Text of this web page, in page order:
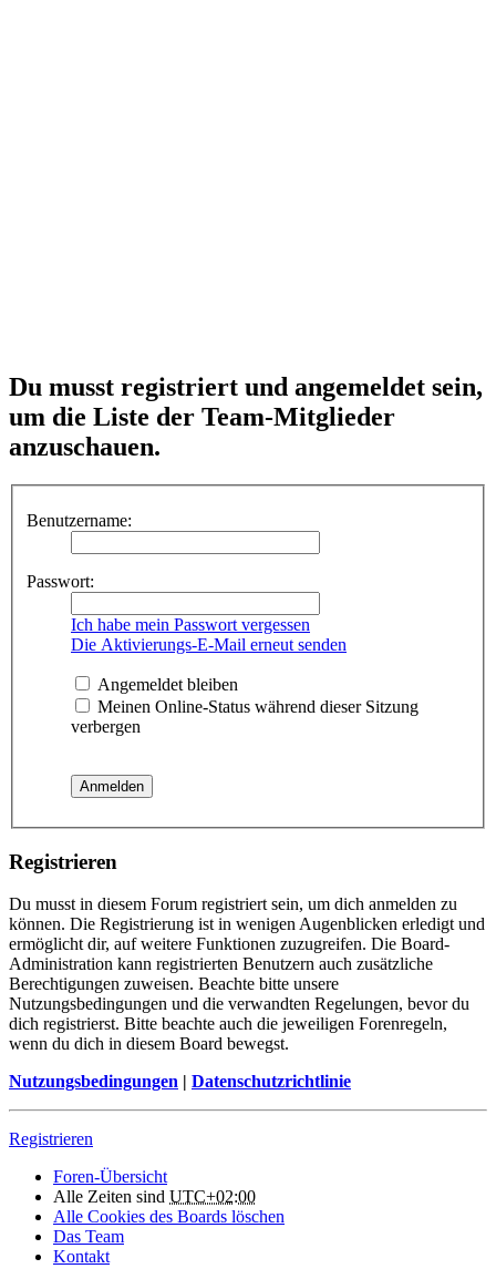
Du musst registriert und angemeldet sein,
um die Liste der Team-Mitglieder
anzuschauen.
Benutzername:
Passwort:
Ich habe mein Passwort vergessen
Die Aktivierungs-E-Mail erneut senden
Angemeldet bleiben
Meinen Online-Status während dieser Sitzung
verbergen
Registrieren
Du musst in diesem Forum registriert sein, um dich anmelden zu
können. Die Registrierung ist in wenigen Augenblicken erledigt und
ermöglicht dir, auf weitere Funktionen zuzugreifen. Die Board-
Administration kann registrierten Benutzern auch zusätzliche
Berechtigungen zuweisen. Beachte bitte unsere
Nutzungsbedingungen und die verwandten Regelungen, bevor du
dich registrierst. Bitte beachte auch die jeweiligen Forenregeln,
wenn du dich in diesem Board bewegst.
Nutzungsbedingungen | Datenschutzrichtlinie
Registrieren
Foren-Übersicht
Alle Zeiten sind UTC+02:00
Alle Cookies des Boards löschen
Das Team
Kontakt